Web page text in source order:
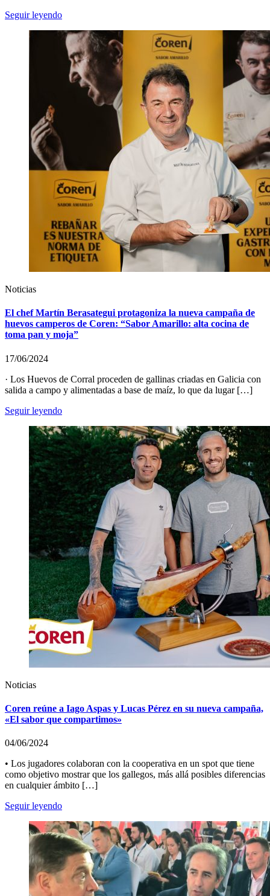
Seguir leyendo
Noticias
El chef Martín Berasategui protagoniza la nueva campaña de
huevos camperos de Coren: “Sabor Amarillo: alta cocina de
toma pan y moja”
17/06/2024
· Los Huevos de Corral proceden de gallinas criadas en Galicia con
salida a campo y alimentadas a base de maíz, lo que da lugar […]
Seguir leyendo
Noticias
Coren reúne a Iago Aspas y Lucas Pérez en su nueva campaña,
«El sabor que compartimos»
04/06/2024
• Los jugadores colaboran con la cooperativa en un spot que tiene
como objetivo mostrar que los gallegos, más allá posibles diferencias
en cualquier ámbito […]
Seguir leyendo